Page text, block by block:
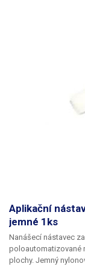
Aplikační
jemné 1ks
Nanášecí nástavec
poloautomatizované
plochy. Jemný